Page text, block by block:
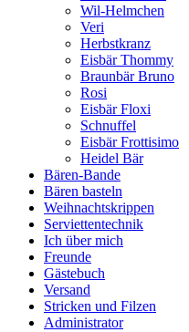
Wil-Helmchen
Veri
Herbstkranz
Eisbär Thommy
Braunbär Bruno
Rosi
Eisbär Floxi
Schnuffel
Eisbär Frottisimo
Heidel Bär
Bären-Bande
Bären basteln
Weihnachtskrippen
Serviettentechnik
Ich über mich
Freunde
Gästebuch
Versand
Stricken und Filzen
Administrator